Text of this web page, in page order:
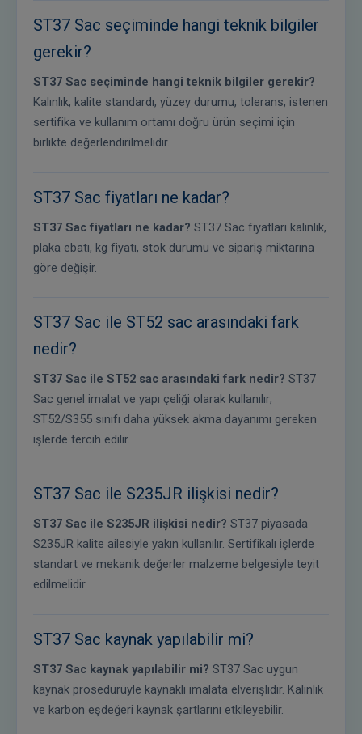
ST37 Sac seçiminde hangi teknik bilgiler
gerekir?
ST37 Sac seçiminde hangi teknik bilgiler gerekir?
Kalınlık, kalite standardı, yüzey durumu, tolerans, istenen
sertifika ve kullanım ortamı doğru ürün seçimi için
birlikte değerlendirilmelidir.
ST37 Sac fiyatları ne kadar?
ST37 Sac fiyatları ne kadar? ST37 Sac fiyatları kalınlık,
plaka ebatı, kg fiyatı, stok durumu ve sipariş miktarına
göre değişir.
ST37 Sac ile ST52 sac arasındaki fark
nedir?
ST37 Sac ile ST52 sac arasındaki fark nedir? ST37
Sac genel imalat ve yapı çeliği olarak kullanılır;
ST52/S355 sınıfı daha yüksek akma dayanımı gereken
işlerde tercih edilir.
ST37 Sac ile S235JR ilişkisi nedir?
ST37 Sac ile S235JR ilişkisi nedir? ST37 piyasada
S235JR kalite ailesiyle yakın kullanılır. Sertifikalı işlerde
standart ve mekanik değerler malzeme belgesiyle teyit
edilmelidir.
ST37 Sac kaynak yapılabilir mi?
ST37 Sac kaynak yapılabilir mi? ST37 Sac uygun
kaynak prosedürüyle kaynaklı imalata elverişlidir. Kalınlık
ve karbon eşdeğeri kaynak şartlarını etkileyebilir.